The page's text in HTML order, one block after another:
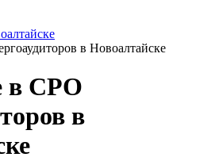
в Новоалтайске
в СРО
в